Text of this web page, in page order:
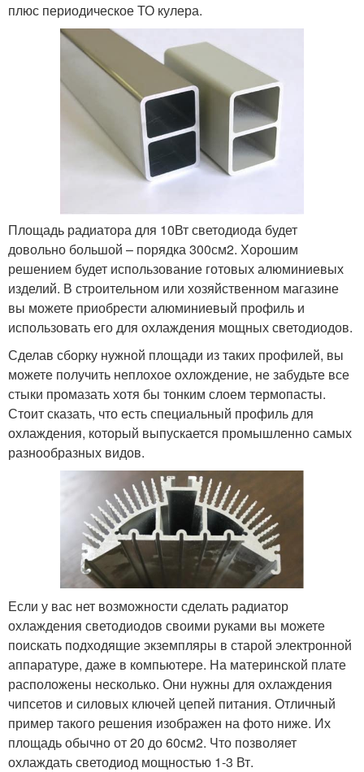
плюс периодическое ТО кулера.
Площадь радиатора для 10Вт светодиода будет
довольно большой – порядка 300см2. Хорошим
решением будет использование готовых алюминиевых
изделий. В строительном или хозяйственном магазине
вы можете приобрести алюминиевый профиль и
использовать его для охлаждения мощных светодиодов.
Сделав сборку нужной площади из таких профилей, вы
можете получить неплохое охлождение, не забудьте все
стыки промазать хотя бы тонким слоем термопасты.
Стоит сказать, что есть специальный профиль для
охлаждения, который выпускается промышленно самых
разнообразных видов.
Если у вас нет возможности сделать радиатор
охлаждения светодиодов своими руками вы можете
поискать подходящие экземпляры в старой электронной
аппаратуре, даже в компьютере. На материнской плате
расположены несколько. Они нужны для охлаждения
чипсетов и силовых ключей цепей питания. Отличный
пример такого решения изображен на фото ниже. Их
площадь обычно от 20 до 60см2. Что позволяет
охлаждать светодиод мощностью 1-3 Вт.